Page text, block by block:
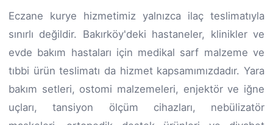
Eczane kurye hizmetimiz yalnızca ilaç teslimatıyla
sınırlı değildir. Bakırköy'deki hastaneler, klinikler ve
evde bakım hastaları için medikal sarf malzeme ve
tıbbi ürün teslimatı da hizmet kapsamımızdadır. Yara
bakım setleri, ostomi malzemeleri, enjektör ve iğne
uçları, tansiyon ölçüm cihazları, nebülizatör